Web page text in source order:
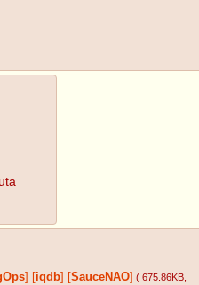
iqdb SauceNAO ( 675.86KB